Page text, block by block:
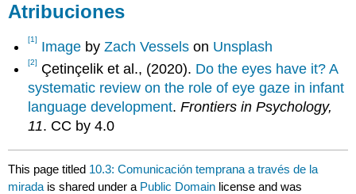
Atribuciones
[1] Image byZach Vessels on Unsplash
[2] Çetinçelik et al., (2020). Do the eyes have it? A
systematic review on the role of eye gaze in infant
language development.Frontiers in Psychology,
11. CC by 4.0
This page titled 10.3: Comunicación temprana a través de la
mirada is shared under a Public Domain license and was